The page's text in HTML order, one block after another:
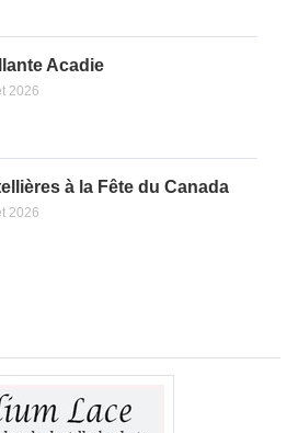
Acadie
2026
à la Fête du Canada
2026